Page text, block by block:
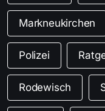
Markneukirchen
Polizei
Rodewisch